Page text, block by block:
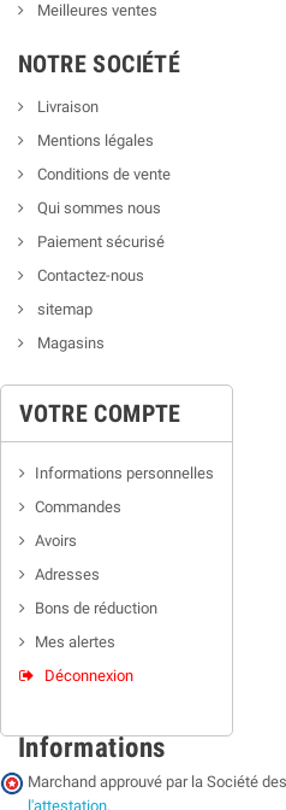
Meilleures ventes
NOTRE SOCIÉTÉ
Livraison
Mentions légales
Conditions de vente
Qui sommes nous
Paiement sécurisé
Contactez-nous
sitemap
Magasins
VOTRE COMPTE
Informations personnelles
Commandes
Avoirs
Adresses
Bons de réduction
Mes alertes
Déconnexion
Informations
Marchand approuvé par la Société
l'attestation.